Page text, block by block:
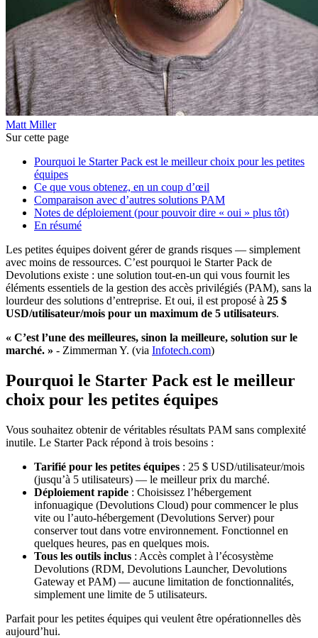
Matt Miller
Sur cette page
Pourquoi le Starter Pack est le meilleur choix pour les petites
équipes
Ce que vous obtenez, en un coup d’œil
Comparaison avec d’autres solutions PAM
Notes de déploiement (pour pouvoir dire « oui » plus tôt)
En résumé
Les petites équipes doivent gérer de grands risques — simplement
avec moins de ressources. C’est pourquoi le Starter Pack de
Devolutions existe : une solution tout-en-un qui vous fournit les
éléments essentiels de la gestion des accès privilégiés (PAM), sans la
lourdeur des solutions d’entreprise. Et oui, il est proposé à 25 $
USD/utilisateur/mois pour un maximum de 5 utilisateurs.
« C’est l’une des meilleures, sinon la meilleure, solution sur le
marché. » - Zimmerman Y. (via Infotech.com)
Pourquoi le Starter Pack est le meilleur
choix pour les petites équipes
Vous souhaitez obtenir de véritables résultats PAM sans complexité
inutile. Le Starter Pack répond à trois besoins :
Tarifié pour les petites équipes : 25 $ USD/utilisateur/mois
(jusqu’à 5 utilisateurs) — le meilleur prix du marché.
Déploiement rapide : Choisissez l’hébergement
infonuagique (Devolutions Cloud) pour commencer le plus
vite ou l’auto-hébergement (Devolutions Server) pour
conserver tout dans votre environnement. Fonctionnel en
quelques heures, pas en quelques mois.
Tous les outils inclus : Accès complet à l’écosystème
Devolutions (RDM, Devolutions Launcher, Devolutions
Gateway et PAM) — aucune limitation de fonctionnalités,
simplement une limite de 5 utilisateurs.
Parfait pour les petites équipes qui veulent être opérationnelles dès
aujourd’hui.